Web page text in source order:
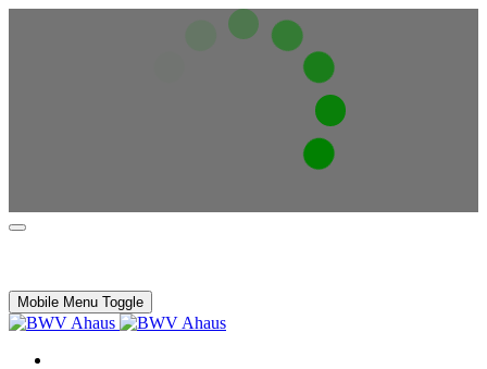
Mobile Menu Toggle